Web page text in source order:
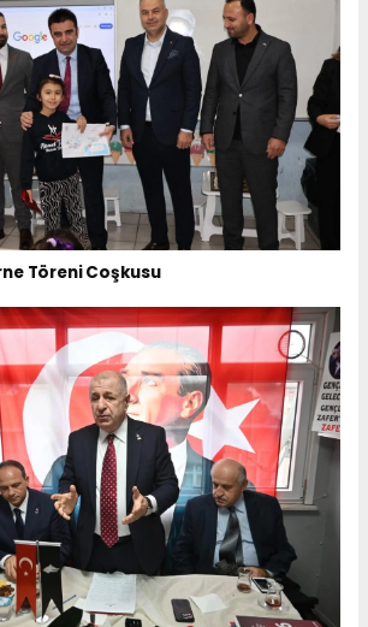
Töreni Coşkusu